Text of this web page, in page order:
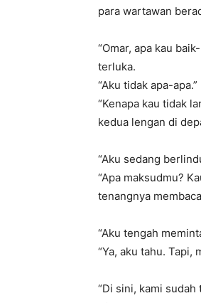
para wartawan
“Omar, apa kau
terluka.
“Aku tidak apa-apa.”
“Kenapa kau tidak
kedua lengan di
“Aku sedang
“Apa maksudmu?
tenangnya membaca
“Aku tengah
“Ya, aku tahu. Tapi,
“Di sini, kami